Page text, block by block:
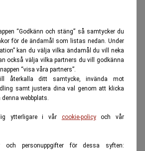
“Godkänn och stäng” så samtycker du
för de ändamål som listas nedan. Under
kan du välja vilka ändamål du vill neka
också välja vilka partners du vill godkänna
“visa våra partners”.
återkalla ditt samtycke, invända mot
samt justera dina val genom att klicka
denna webbplats.
ytterligare i vår cookie-policyoch vår
och personuppgifter för dessa syften: